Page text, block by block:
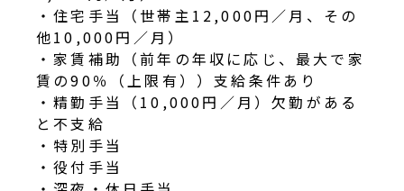
・住宅手当（世帯主12,000円／月、その
他10,000円／月）
・家賃補助（前年の年収に応じ、最大で家
賃の90％（上限有））支給条件あり
・精勤手当（10,000円／月）欠勤がある
と不支給
・特別手当
・役付手当